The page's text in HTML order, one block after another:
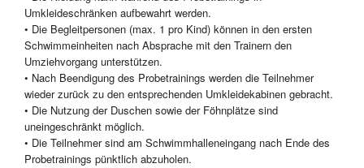
Umkleideschränken aufbewahrt werden.
• Die Begleitpersonen (max. 1 pro Kind) können in den ersten
Schwimmeinheiten nach Absprache mit den Trainern den
Umziehvorgang unterstützen.
• Nach Beendigung des Probetrainings werden die Teilnehmer
wieder zurück zu den entsprechenden Umkleidekabinen gebracht.
• Die Nutzung der Duschen sowie der Föhnplätze sind
uneingeschränkt möglich.
• Die Teilnehmer sind am Schwimmhalleneingang nach Ende des
Probetrainings pünktlich abzuholen.